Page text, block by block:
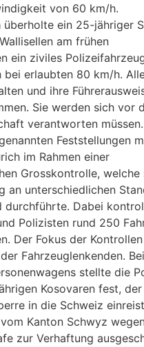
von 60 km/h.
überholte ein 25-jähriger
am frühen
ein ziviles
bei erlaubten 80 km/h.
und ihre
Sie werden sich vor
verantworten müssen.
Feststellungen
im Rahmen einer
Grosskontrolle, welche
an unterschiedlichen
durchführte. Dabei
Polizisten rund 250
Der Fokus der
Fahrzeuglenkenden.
stellte die
Kosovaren fest,
in die Schweiz
Kanton Schwyz
zur Verhaftung